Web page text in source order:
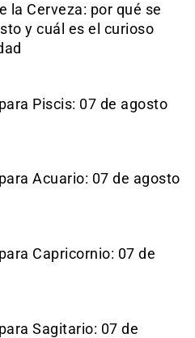
la Cerveza: por qué se
y cuál es el curioso
Piscis: 07 de agosto
Acuario: 07 de agosto
Capricornio: 07 de
Sagitario: 07 de